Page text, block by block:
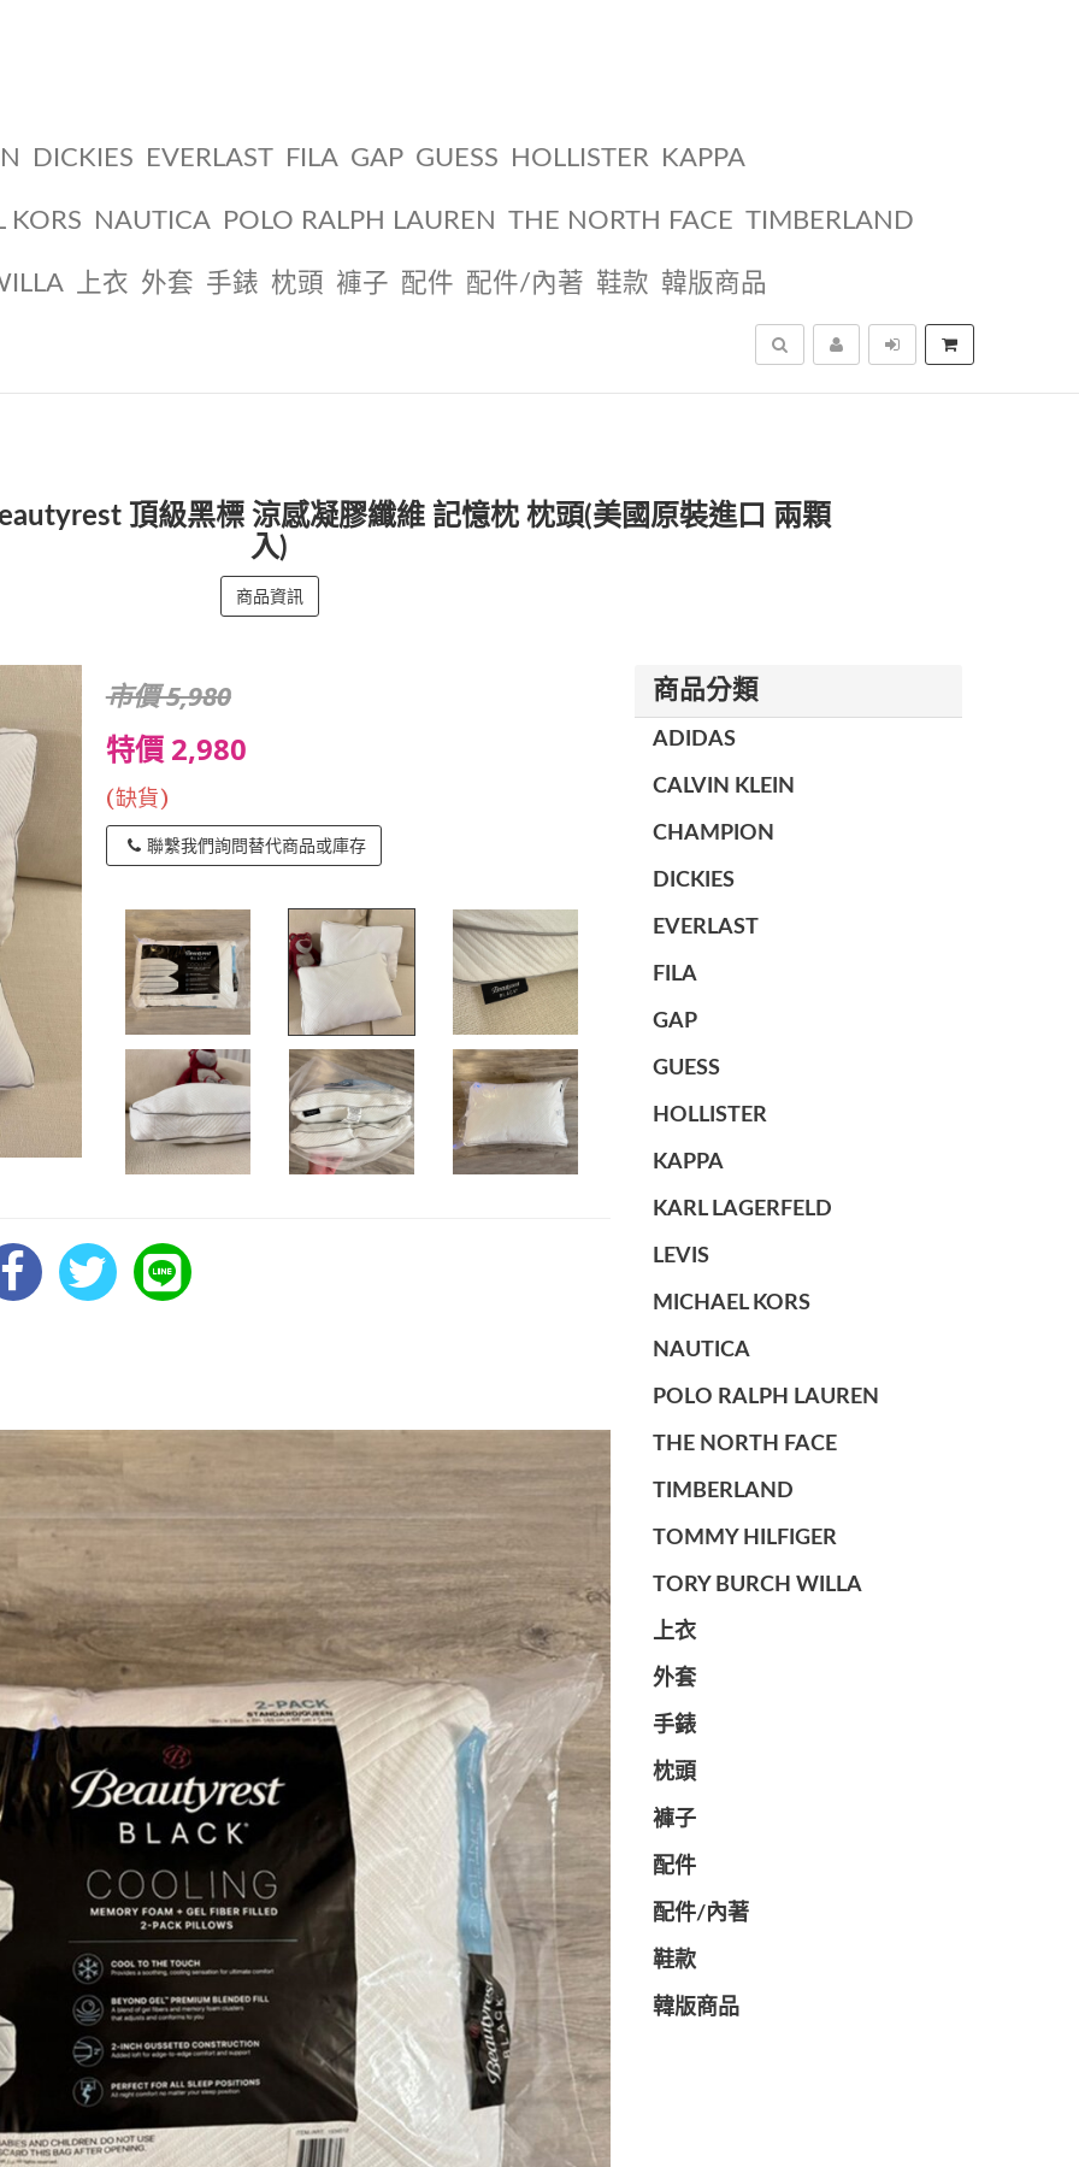
DICKIES EVERLAST FILA GAP GUESS HOLLISTER KAPPA
KORS NAUTICA POLO RALPH LAUREN THE NORTH FACE TIMBERLAND
上衣 外套 手錶 枕頭 褲子 配件 配件/內著 鞋款 韓版商品
搜尋
頂級黑標 涼感凝膠纖維 記憶枕 枕頭(美國原裝進口 兩顆
入)
商品資訊
市價 5,980
特價 2,980
(缺貨)
聯繫我們詢問替代商品或庫存
商品分類
ADIDAS
CALVIN KLEIN
CHAMPION
DICKIES
EVERLAST
FILA
GAP
GUESS
HOLLISTER
KAPPA
KARL LAGERFELD
LEVIS
MICHAEL KORS
NAUTICA
POLO RALPH LAUREN
THE NORTH FACE
TIMBERLAND
TOMMY HILFIGER
TORY BURCH WILLA
上衣
外套
手錶
枕頭
褲子
配件
配件/內著
鞋款
韓版商品